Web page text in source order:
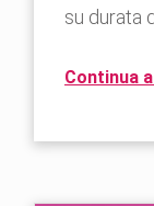
su durata
Continua